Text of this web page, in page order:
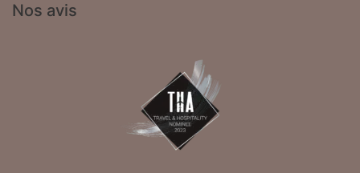
Nos avis